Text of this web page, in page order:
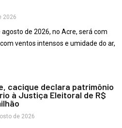
2026
de 2026, no Acre, será com
ventos intensos e umidade do ar,
cacique declara patrimônio
à Justiça Eleitoral de R$
de 2026